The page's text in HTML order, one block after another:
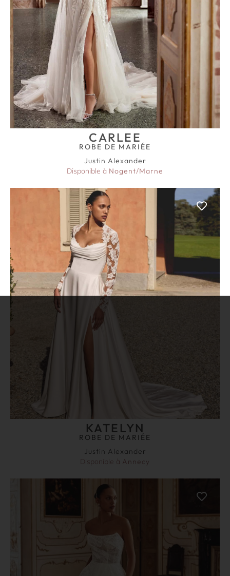
CARLEE
ROBE DE MARIÉE
Justin Alexander
Disponible à Nogent/Marne
KATELYN
ROBE DE MARIÉE
Justin Alexander
Disponible à Annecy